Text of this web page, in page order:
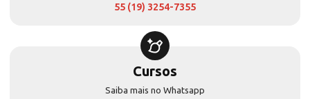
55 (19) 3254-7355
Cursos
Saiba mais no Whatsapp